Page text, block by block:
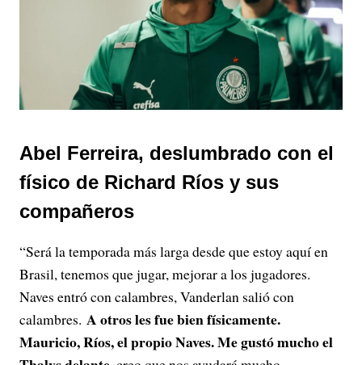
Abel Ferreira, deslumbrado con el
físico de Richard Ríos y sus
compañeros
“Será la temporada más larga desde que estoy aquí en
Brasil, tenemos que jugar, mejorar a los jugadores.
Naves entró con calambres, Vanderlan salió con
calambres. A otros les fue bien físicamente.
Mauricio, Ríos, el propio Naves. Me gustó mucho el